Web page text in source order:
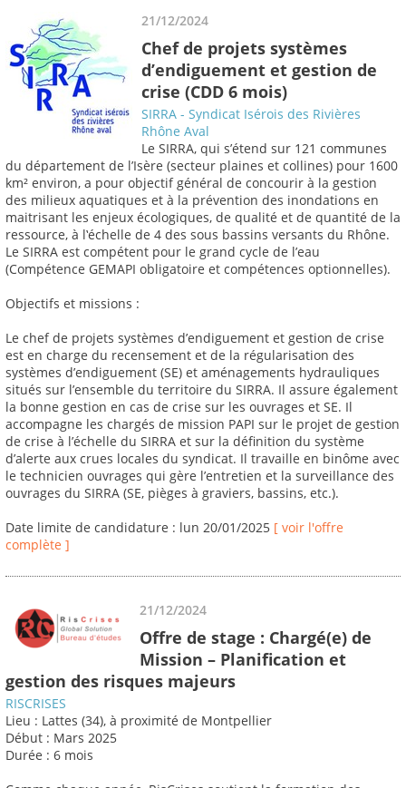
21/12/2024
Chef de projets systèmes
d’endiguement et gestion de
crise (CDD 6 mois)
SIRRA - Syndicat Isérois des Rivières
Rhône Aval
Le SIRRA, qui s’étend sur 121 communes
du département de l’Isère (secteur plaines et collines) pour 1600
km² environ, a pour objectif général de concourir à la gestion
des milieux aquatiques et à la prévention des inondations en
maitrisant les enjeux écologiques, de qualité et de quantité de la
ressource, à l‛échelle de 4 des sous bassins versants du Rhône.
Le SIRRA est compétent pour le grand cycle de l’eau
(Compétence GEMAPI obligatoire et compétences optionnelles).
Objectifs et missions :
Le chef de projets systèmes d’endiguement et gestion de crise
est en charge du recensement et de la régularisation des
systèmes d’endiguement (SE) et aménagements hydrauliques
situés sur l’ensemble du territoire du SIRRA. Il assure également
la bonne gestion en cas de crise sur les ouvrages et SE. Il
accompagne les chargés de mission PAPI sur le projet de gestion
de crise à l’échelle du SIRRA et sur la définition du système
d’alerte aux crues locales du syndicat. Il travaille en binôme avec
le technicien ouvrages qui gère l’entretien et la surveillance des
ouvrages du SIRRA (SE, pièges à graviers, bassins, etc.).
Date limite de candidature : lun 20/01/2025 [ voir l'offre
complète ]
21/12/2024
Offre de stage : Chargé(e) de
Mission – Planification et
gestion des risques majeurs
RISCRISES
Lieu : Lattes (34), à proximité de Montpellier
Début : Mars 2025
Durée : 6 mois